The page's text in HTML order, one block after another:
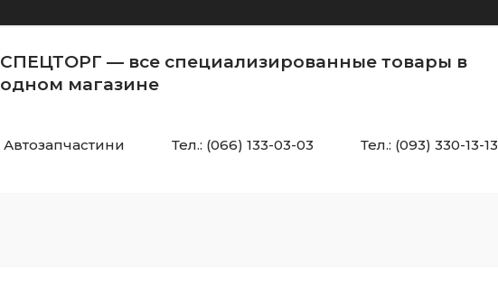
СПЕЦТОРГ — все специализированные товары в
одном магазине
Автозапчастини Тел.: (066) 133-03-03 Тел.: (093) 330-13-13